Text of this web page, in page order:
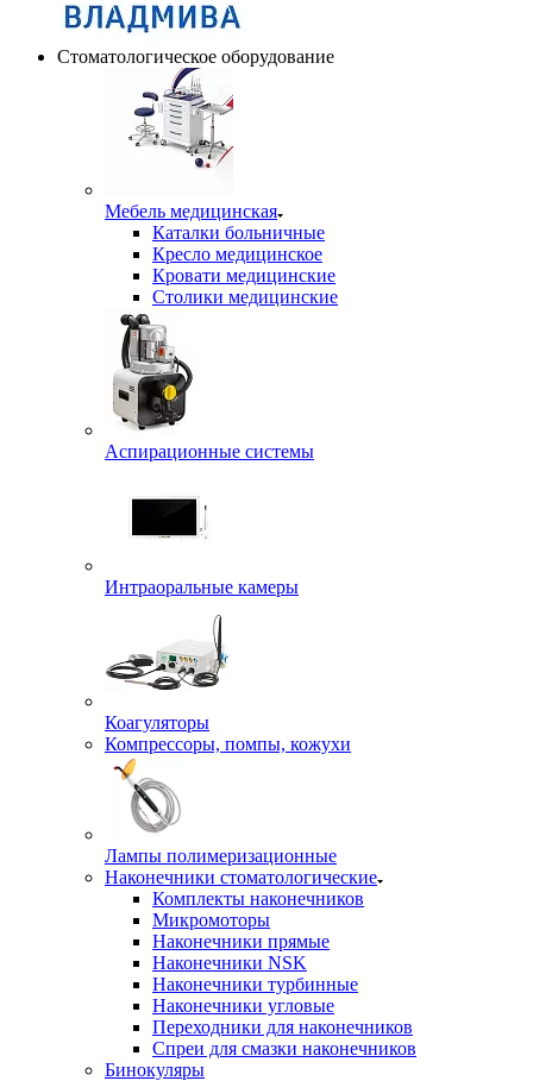
Стоматологическое оборудование
Мебель медицинская
Каталки больничные
Кресло медицинское
Кровати медицинские
Столики медицинские
Аспирационные системы
Интраоральные камеры
Коагуляторы
Компрессоры, помпы, кожухи
Лампы полимеризационные
Наконечники стоматологические
Комплекты наконечников
Микромоторы
Наконечники прямые
Наконечники NSK
Наконечники турбинные
Наконечники угловые
Переходники для наконечников
Спреи для смазки наконечников
Бинокуляры